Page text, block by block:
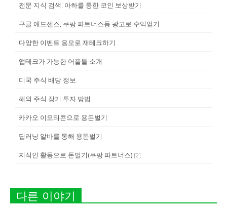
전문 지식 검색. 아하를 통한 코인 보상받기
구글 애드센스, 쿠팡 파트너스등 광고로 수익얻기
다양한 이벤트 응모로 재테크하기
앱테크가 가능한 어플들 소개
미국 주식 배당 정보
해외 주식 장기 투자 방법
카카오 이모티콘으로 용돈벌기
딥러닝 알바를 통해 용돈벌기
지식인 활동으로 돈벌기(쿠팡 파트너스) [2]
다른 이야기